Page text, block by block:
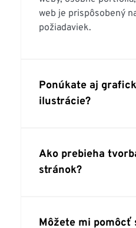
web je prispôsobený
požiadaviek.
Ponúkate aj
ilustrácie?
tvorbu loga, vizitiek,
ďalších vizuálnych
Ako prebieha
stránok?
Potom pripravím
Môžete mi pomôcť